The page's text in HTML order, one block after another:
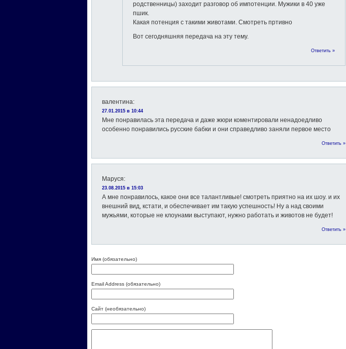
родственницы) заходит разговор об импотенции. Мужики в 40 уже
пшик.
Какая потенция с такими животами. Смотреть пртивно
Вот сегодняшняя передача на эту тему.
Ответить »
валентина:
27.01.2015 в 10:44
Мне понравилась эта передача и даже жюри коментировали ненадоедливо
особенно понравились русские бабки и они справедливо заняли первое место
Ответить »
Маруся:
23.08.2015 в 15:03
А мне понравилось, какое они все талантливые! смотреть приятно на их шоу. и их
внешний вид, кстати, и обеспечивает им такую успешность! Ну а над своими
мужьями, которые не клоунами выступают, нужно работать и животов не будет!
Ответить »
Имя (обязательно)
Email Address (обязательно)
Сайт (необязательно)